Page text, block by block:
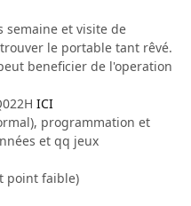
semaine et visite de
le portable tant rêvé.
beneficier de l'operation
ICI
programmation et
et qq jeux
point faible)